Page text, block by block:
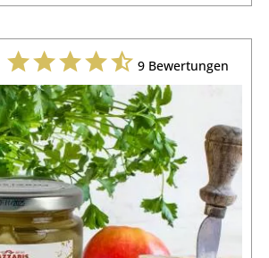
9Bewertungen